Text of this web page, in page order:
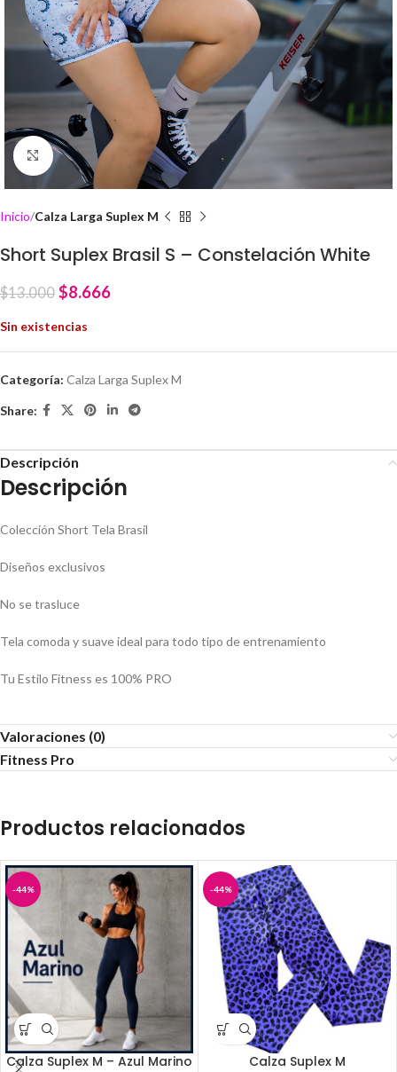
Click to enlarge
Inicio Calza Larga Suplex M
Short Suplex Brasil S – Constelación White
$13.000 $8.666
Sin existencias
Categoría: Calza Larga Suplex M
Share:
Descripción
Descripción
Colección Short Tela Brasil
Diseños exclusivos
No se trasluce
Tela comoda y suave ideal para todo tipo de entrenamiento
Tu Estilo Fitness es 100% PRO
Valoraciones (0)
Fitness Pro
Productos relacionados
-44%
Calza Suplex M – Azul Marino
-44%
Calza Suplex M